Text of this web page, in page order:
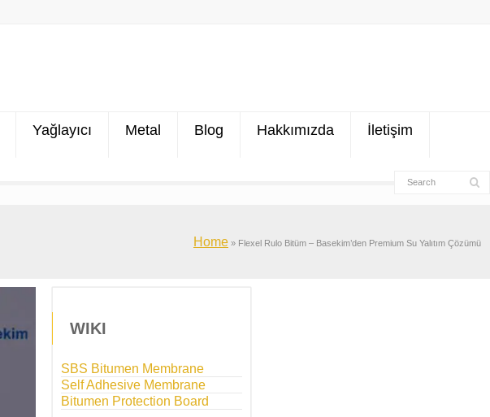
Yağlayıcı Metal Blog Hakkımızda İletişim
Home » Flexel Rulo Bitüm – Basekim’den Premium Su Yalıtım Çözümü
WIKI
SBS Bitumen Membrane
Self Adhesive Membrane
Bitumen Protection Board